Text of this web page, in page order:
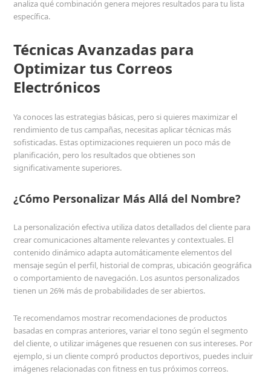
analiza qué combinación genera mejores resultados para tu lista
específica.
Técnicas Avanzadas para
Optimizar tus Correos
Electrónicos
Ya conoces las estrategias básicas, pero si quieres maximizar el
rendimiento de tus campañas, necesitas aplicar técnicas más
sofisticadas. Estas optimizaciones requieren un poco más de
planificación, pero los resultados que obtienes son
significativamente superiores.
¿Cómo Personalizar Más Allá del Nombre?
La personalización efectiva utiliza datos detallados del cliente para
crear comunicaciones altamente relevantes y contextuales. El
contenido dinámico adapta automáticamente elementos del
mensaje según el perfil, historial de compras, ubicación geográfica
o comportamiento de navegación. Los asuntos personalizados
tienen un 26% más de probabilidades de ser abiertos.
Te recomendamos mostrar recomendaciones de productos
basadas en compras anteriores, variar el tono según el segmento
del cliente, o utilizar imágenes que resuenen con sus intereses. Por
ejemplo, si un cliente compró productos deportivos, puedes incluir
imágenes relacionadas con fitness en tus próximos correos.